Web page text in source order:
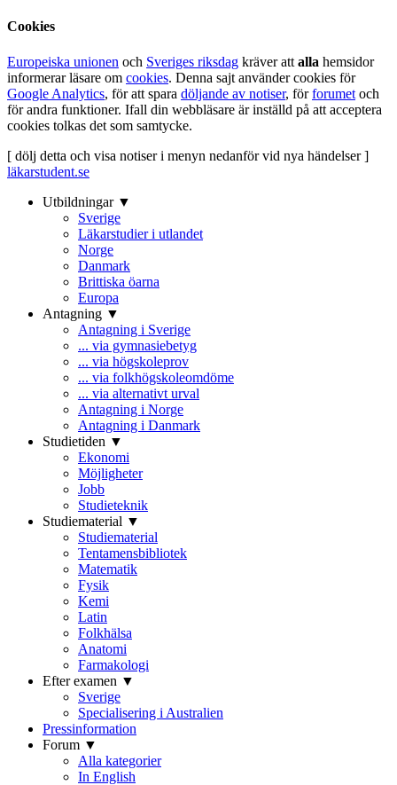
Cookies
Europeiska unionen och Sveriges riksdag kräver att alla hemsidor
informerar läsare om cookies. Denna sajt använder cookies för
Google Analytics, för att spara döljande av notiser, förforumet och
för andra funktioner. Ifall din webbläsare är inställd på att acceptera
cookies tolkas det som samtycke.
[ dölj detta och visa notiser i menyn nedanför vid nya händelser ]
läkarstudent.se
Utbildningar ▼
Sverige
Läkarstudier i utlandet
Norge
Danmark
Brittiska öarna
Europa
Antagning ▼
Antagning i Sverige
... via gymnasiebetyg
... via högskoleprov
... via folkhögskoleomdöme
... via alternativt urval
Antagning i Norge
Antagning i Danmark
Studietiden ▼
Ekonomi
Möjligheter
Jobb
Studieteknik
Studiematerial ▼
Studiematerial
Tentamensbibliotek
Matematik
Fysik
Kemi
Latin
Folkhälsa
Anatomi
Farmakologi
Efter examen ▼
Sverige
Specialisering i Australien
Pressinformation
Forum ▼
Alla kategorier
In English